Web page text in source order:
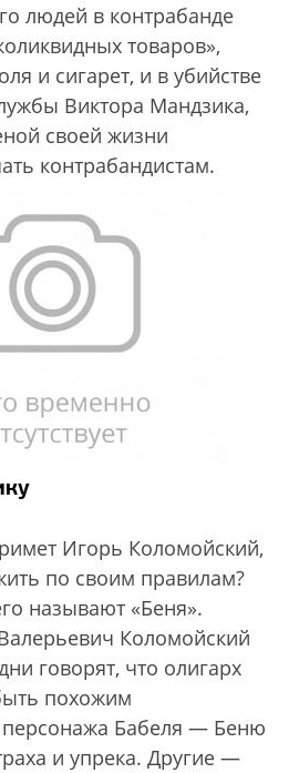
людей в контрабанде
товаров»,
и сигарет, и в убийстве
Виктора Мандзика,
своей жизни
контрабандистам.
Игорь Коломойский,
по своим правилам?
называют «Беня».
Коломойский
говорят, что олигарх
похожим
персонажа Бабеля — Беню
и упрека. Другие —